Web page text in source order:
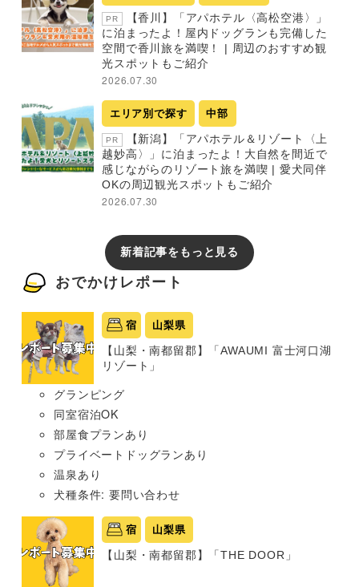
PR
【香川】「アパホテル〈高松空港〉」
に泊まったよ！屋内ドッグランも完備した
空間で香川旅を満喫！ | 周辺のおすすめ観
光スポットもご紹介
2026.07.30
エリア別で探す 中部
PR
【新潟】「アパホテル＆リゾート〈上
越妙高〉」に泊まったよ！大自然を間近で
感じながらのリゾート旅を満喫 | 愛犬同伴
OKの周辺観光スポットもご紹介
2026.07.30
新着記事をもっと見る
おでかけレポート
宿 山梨県
【山梨・南都留郡】「AWAUMI 富士河口湖
リゾート」
グランピング
同室宿泊OK
部屋食プランあり
プライベートドッグランあり
温泉あり
犬種条件: 要問い合わせ
宿 山梨県
【山梨・南都留郡】「THE DOOR」